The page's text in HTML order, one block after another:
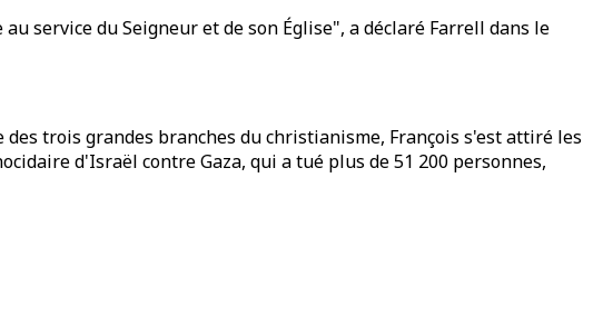
service du Seigneur et de son Église", a déclaré Farrell dans le
trois grandes branches du christianisme, François s'est attiré les
d'Israël contre Gaza, qui a tué plus de 51 200 personnes,